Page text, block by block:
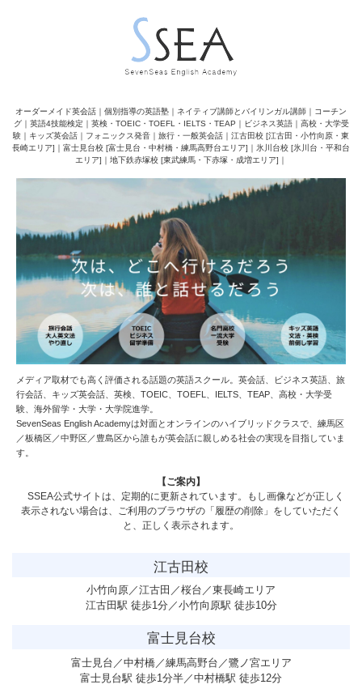
オーダーメイド英会話｜個別指導の英語塾｜ネイティブ講師とバイリンガル講師｜コーチン
グ｜英語4技能検定｜英検・TOEIC・TOEFL・IELTS・TEAP｜ビジネス英語｜高校・大学受
験｜キッズ英会話｜フォニックス発音｜旅行・一般英会話｜江古田校 [江古田・小竹向原・東
長崎エリア]｜富士見台校 [富士見台・中村橋・練馬高野台エリア]｜氷川台校 [氷川台・平和台
エリア]｜地下鉄赤塚校 [東武練馬・下赤塚・成増エリア]｜
メディア取材でも高く評価される話題の英語スクール。英会話、ビジネス英語、旅
行会話、キッズ英会話、英検、TOEIC、TOEFL、IELTS、TEAP、高校・大学受
験、海外留学・大学・大学院進学。
SevenSeas English Academyは対面とオンラインのハイブリッドクラスで、練馬区
／板橋区／中野区／豊島区から誰もが英会話に親しめる社会の実現を目指していま
す。
【ご案内】
SSEA公式サイトは、定期的に更新されています。もし画像などが正しく
表示されない場合は、ご利用のブラウザの「履歴の削除」をしていただく
と、正しく表示されます。
江古田校
小竹向原／江古田／桜台／東長崎エリア
江古田駅 徒歩1分／小竹向原駅 徒歩10分
富士見台校
富士見台／中村橋／練馬高野台／鷺ノ宮エリア
富士見台駅 徒歩1分半／中村橋駅 徒歩12分